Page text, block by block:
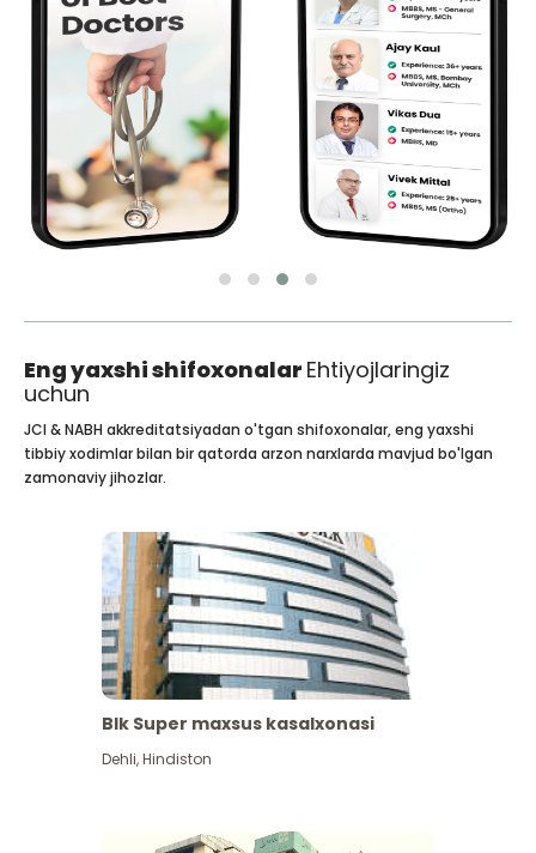
Eng yaxshi shifoxonalar Ehtiyojlaringiz
uchun
JCI & NABH akkreditatsiyadan o'tgan shifoxonalar, eng yaxshi
tibbiy xodimlar bilan bir qatorda arzon narxlarda mavjud bo'lgan
zamonaviy jihozlar.
Blk Super maxsus kasalxonasi
Dehli,Hindiston